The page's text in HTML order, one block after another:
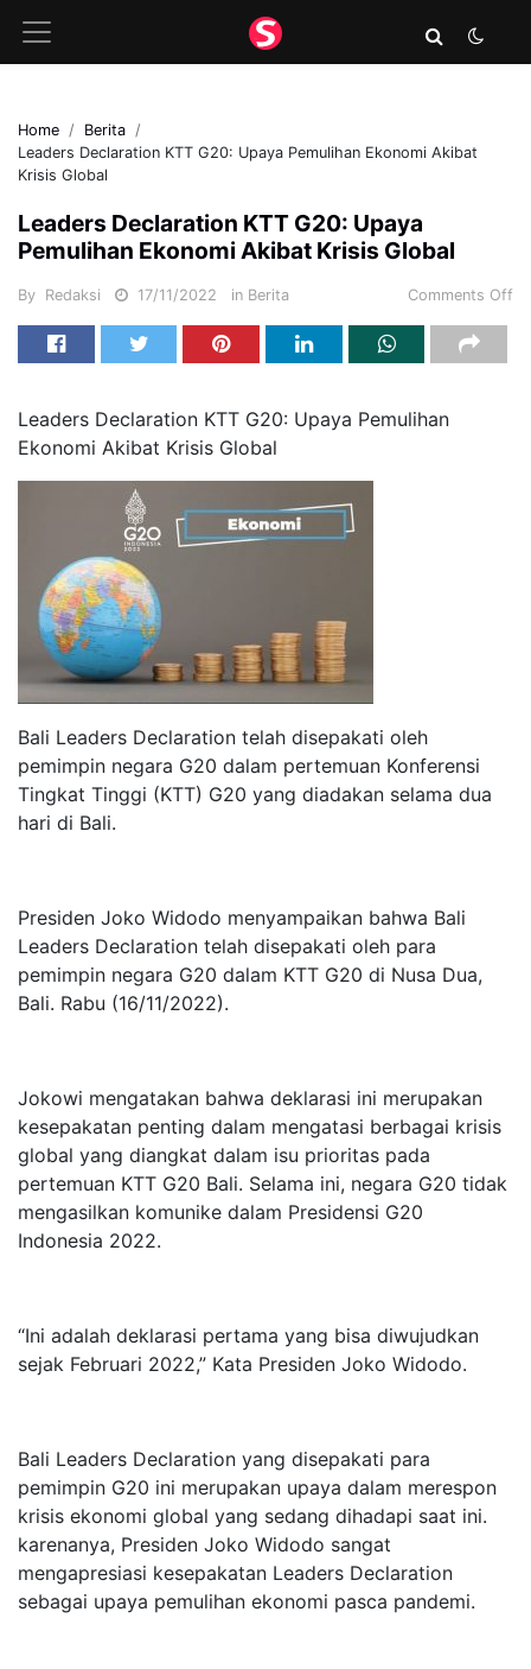
Home
Berita
Leaders Declaration KTT G20: Upaya Pemulihan Ekonomi Akibat
Krisis Global
Leaders Declaration KTT G20: Upaya
Pemulihan Ekonomi Akibat Krisis Global
By Redaksi 17/11/2022 in Berita Comments Off
Leaders Declaration KTT G20: Upaya Pemulihan
Ekonomi Akibat Krisis Global
Bali Leaders Declaration telah disepakati oleh
pemimpin negara G20 dalam pertemuan Konferensi
Tingkat Tinggi (KTT) G20 yang diadakan selama dua
hari di Bali.
Presiden Joko Widodo menyampaikan bahwa Bali
Leaders Declaration telah disepakati oleh para
pemimpin negara G20 dalam KTT G20 di Nusa Dua,
Bali. Rabu (16/11/2022).
Jokowi mengatakan bahwa deklarasi ini merupakan
kesepakatan penting dalam mengatasi berbagai krisis
global yang diangkat dalam isu prioritas pada
pertemuan KTT G20 Bali. Selama ini, negara G20 tidak
mengasilkan komunike dalam Presidensi G20
Indonesia 2022.
“Ini adalah deklarasi pertama yang bisa diwujudkan
sejak Februari 2022,” Kata Presiden Joko Widodo.
Bali Leaders Declaration yang disepakati para
pemimpin G20 ini merupakan upaya dalam merespon
krisis ekonomi global yang sedang dihadapi saat ini.
karenanya, Presiden Joko Widodo sangat
mengapresiasi kesepakatan Leaders Declaration
sebagai upaya pemulihan ekonomi pasca pandemi.